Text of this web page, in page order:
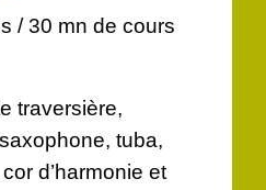
/ 30 mn de cours
traversière,
tuba,
d’harmonie et